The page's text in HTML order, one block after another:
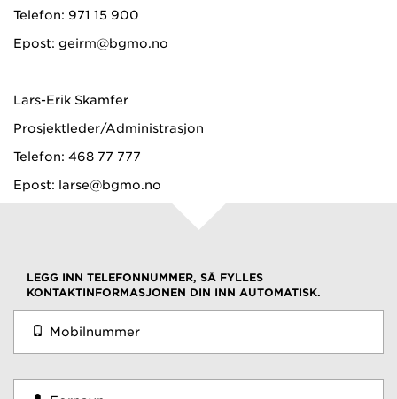
Telefon: 971 15 900
Epost: geirm@bgmo.no
Lars-Erik Skamfer
Prosjektleder/Administrasjon
Telefon: 468 77 777
Epost: larse@bgmo.no
LEGG INN TELEFONNUMMER, SÅ FYLLES
KONTAKTINFORMASJONEN DIN INN AUTOMATISK.